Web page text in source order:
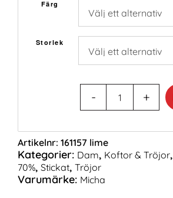
599,00 kr.
359,40 kr.
Färg
Storlek
Artikelnr: 161157 lime
Kategorier: Dam, Koftor & Tröjor,
70%, Stickat, Tröjor
Varumärke: Micha